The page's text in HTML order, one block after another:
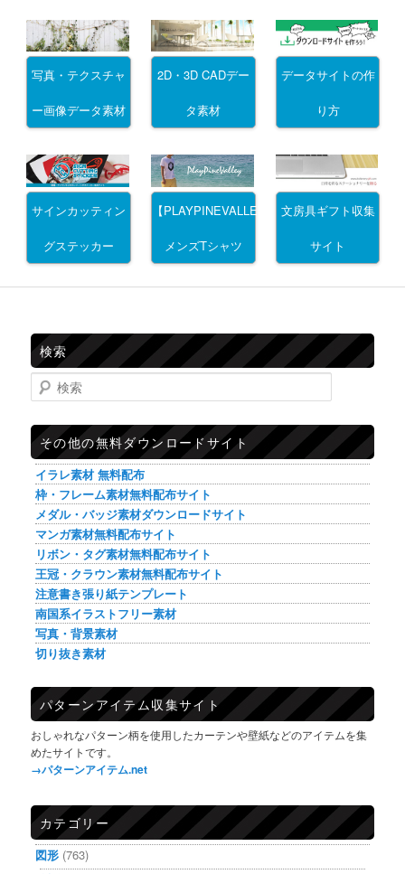
写真・テクスチャ
ー画像データ素材
2D・3D CADデー
タ素材
データサイトの作
り方
サインカッティン
グステッカー
【PLAYPINEVALLEY】
メンズTシャツ
文房具ギフト収集
サイト
検索
検索
その他の無料ダウンロードサイト
イラレ素材 無料配布
枠・フレーム素材無料配布サイト
メダル・バッジ素材ダウンロードサイト
マンガ素材無料配布サイト
リボン・タグ素材無料配布サイト
王冠・クラウン素材無料配布サイト
注意書き張り紙テンプレート
南国系イラストフリー素材
写真・背景素材
切り抜き素材
パターンアイテム収集サイト
おしゃれなパターン柄を使用したカーテンや壁紙などのアイテムを集
めたサイトです。
→パターンアイテム.net
カテゴリー
図形 (763)